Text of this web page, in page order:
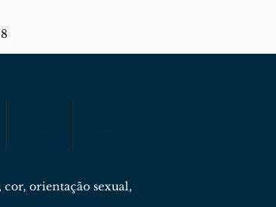
orientação sexual,